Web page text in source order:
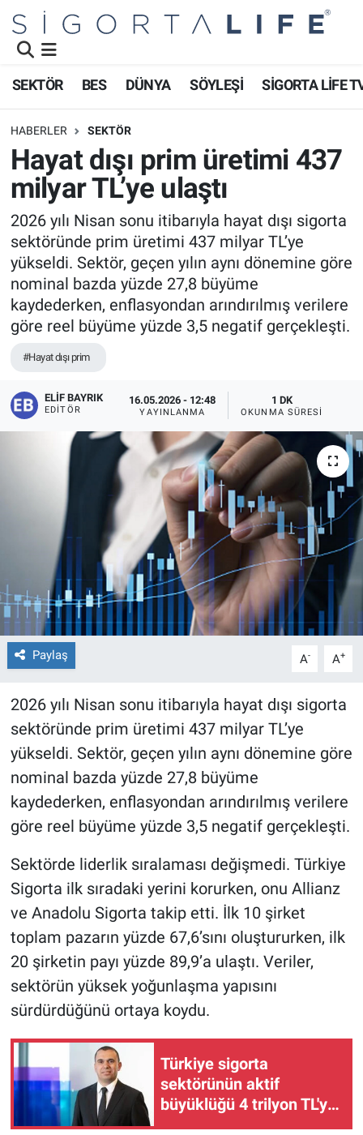
SEKTÖR BES DÜNYA SÖYLEŞİ SİGORTA LİFE
HABERLER SEKTÖR
Hayat dışı prim üretimi 437
milyar TL’ye ulaştı
2026 yılı Nisan sonu itibarıyla hayat dışı sigorta
sektöründe prim üretimi 437 milyar TL’ye
yükseldi. Sektör, geçen yılın aynı dönemine göre
nominal bazda yüzde 27,8 büyüme
kaydederken, enflasyondan arındırılmış verilere
göre reel büyüme yüzde 3,5 negatif gerçekleşti.
#Hayat dışı prim
ELIF BAYRIK
EDITÖR
16.05.2026 - 12:48
YAYINLANMA
1 DK
OKUNMA SÜRESI
Paylaş A- A+
2026 yılı Nisan sonu itibarıyla hayat dışı sigorta
sektöründe prim üretimi 437 milyar TL’ye
yükseldi. Sektör, geçen yılın aynı dönemine göre
nominal bazda yüzde 27,8 büyüme
kaydederken, enflasyondan arındırılmış verilere
göre reel büyüme yüzde 3,5 negatif gerçekleşti.
Sektörde liderlik sıralaması değişmedi. Türkiye
Sigorta ilk sıradaki yerini korurken, onu Allianz
ve Anadolu Sigorta takip etti. İlk 10 şirket
toplam pazarın yüzde 67,6’sını oluştururken, ilk
20 şirketin payı yüzde 89,9’a ulaştı. Veriler,
sektörün yüksek yoğunlaşma yapısını
sürdürdüğünü ortaya koydu.
Türkiye sigorta
sektörünün aktif
büyüklüğü 4 trilyon TL'ye
yaklaştı!
Namaz Vakitleri
Trafik Durumu
Süper Lig Puan Durumu ve Fikstür
Tüm Manşetler
Son Dakika Haberleri
Haber Arşivi